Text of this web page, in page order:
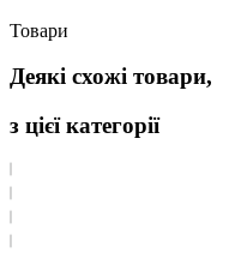
Товари
Деякі схожі товари,
з цієї категорії